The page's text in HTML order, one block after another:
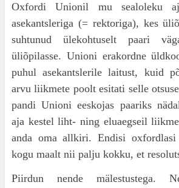
Oxfordi Unionil mu sealoleku
asekantsleriga (= rektoriga), kes
suhtunud ülekohtuselt paari
üliõpilasse. Unioni erakordne
puhul asekantslerile laitust, kuid
arvu liikmete poolt esi­tati selle
pandi Unioni eeskojas paariks
aja kestel liht- ning eluaegseil
anda oma allkiri. Endisi oxfordlasi
kogu maalt nii palju kokku, et
Piirdun nende mälestustega.